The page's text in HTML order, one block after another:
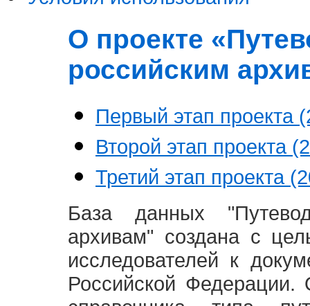
О проекте
российским
Первый этап проекта
Второй этап проекта
Третий этап проекта
База данных
архивам" создана с
исследователей к
Российской